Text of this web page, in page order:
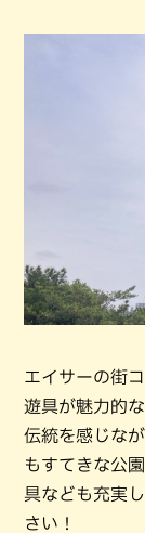
エイサーの街
遊具が魅力的
伝統を感じな
もすてきな公
具なども充実
さい！